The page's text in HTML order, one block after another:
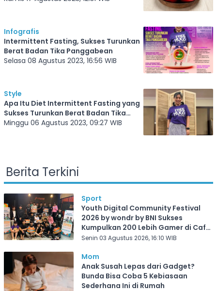
Infografis
Intermittent Fasting, Sukses Turunkan
Berat Badan Tika Panggabean
Selasa 08 Agustus 2023, 16:56 WIB
Style
Apa Itu Diet Intermittent Fasting yang
Sukses Turunkan Berat Badan Tika
Panggabean?
Minggu 06 Agustus 2023, 09:27 WIB
Berita Terkini
Sport
Youth Digital Community Festival
2026 by wondr by BNI Sukses
Kumpulkan 200 Lebih Gamer di Cafe
Frekuensi Depok
Senin 03 Agustus 2026, 16:10 WIB
Mom
Anak Susah Lepas dari Gadget?
Bunda Bisa Coba 5 Kebiasaan
Sederhana Ini di Rumah